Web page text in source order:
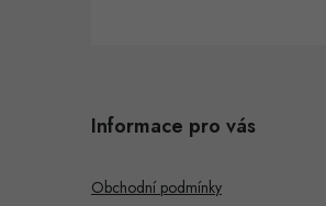
Informace pro vás
Obchodní podmínky